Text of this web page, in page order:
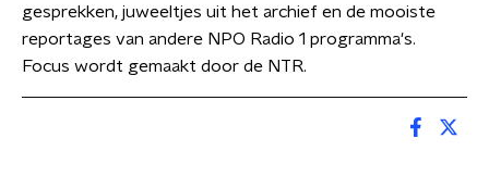
gesprekken, juweeltjes uit het archief en de mooiste
reportages van andere NPO Radio 1 programma's.
Focus wordt gemaakt door de NTR.